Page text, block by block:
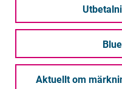
Aktuellt om